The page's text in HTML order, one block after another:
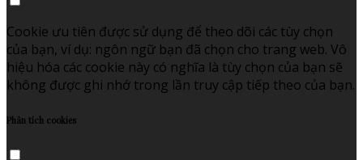
Cookie ưu tiên được sử dụng để theo dõi các tùy chọn
của bạn, ví dụ: ngôn ngữ bạn đã chọn cho trang web. Vô
hiệu hóa các cookie này có nghĩa là tùy chọn của bạn sẽ
không được ghi nhớ trong lần truy cập tiếp theo của bạn.
Phân tích cookies